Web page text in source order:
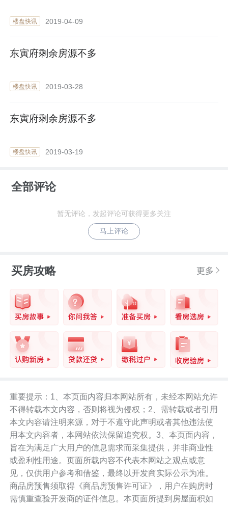
楼盘快讯 2019-04-09
东寅府剩余房源不多
楼盘快讯 2019-03-28
东寅府剩余房源不多
楼盘快讯 2019-03-19
全部评论
暂无评论，发起评论可获得更多关注
马上评论
买房攻略 更多
重要提示：1、本页面内容归本网站所有，未经本网站允许
不得转载本文内容，否则将视为侵权；2、需转载或者引用
本文内容请注明来源，对于不遵守此声明或者其他违法使
用本文内容者，本网站依法保留追究权。3、本页面内容，
旨在为满足广大用户的信息需求而采集提供，并非商业性
或盈利性用途。页面所载内容不代表本网站之观点或意
见，仅供用户参考和借鉴，最终以开发商实际公示为准。
商品房预售须取得《商品房预售许可证》，用户在购房时
需慎重查验开发商的证件信息。本页面所提到房屋面积如